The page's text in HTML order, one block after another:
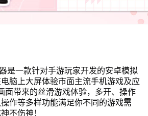
是一款针对手游玩家开发的安卓模拟
脑上大屏体验市面主流手机游戏及应
面带来的丝滑游戏体验，多开、操作
作等多样功能满足你不同的游戏需
不伤神！